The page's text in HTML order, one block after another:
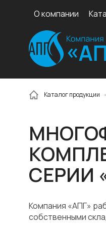
О компании
Каталог продукции
СЕРИИ
Компания «АПГ»
собственными